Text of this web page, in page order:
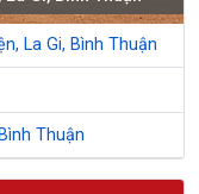
La Gi, Bình Thuận
Thuận